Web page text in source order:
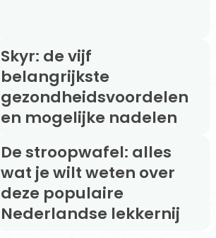
Skyr: de vijf
belangrijkste
gezondheidsvoordelen
en mogelijke nadelen
De stroopwafel: alles
wat je wilt weten over
deze populaire
Nederlandse lekkernij